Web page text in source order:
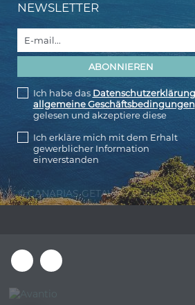
NEWSLETTER
Ich habe das Datenschutzerklärung
allgemeine Geschäftsbedingungen
gelesen und akzeptiere diese
Ich erkläre mich mit dem Erhalt
gewerblicher Information
einverstanden
© CANARIAS GETAWAY 2026